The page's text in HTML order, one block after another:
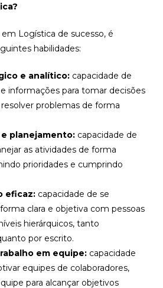
Logística de sucesso, é
habilidades:
e analítico: capacidade de
e informações para tomar decisões
problemas de forma
planejamento: capacidade de
as atividades de forma
prioridades e cumprindo
eficaz: capacidade de se
clara e objetiva com pessoas
hierárquicos, tanto
por escrito.
em equipe: capacidade
equipes de colaboradores,
para alcançar objetivos